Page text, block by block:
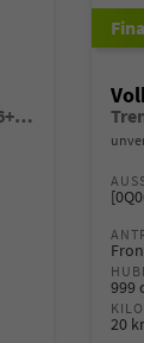
Trend 115PS DSG AppConnect+Sitzheizung+PDC+Alu16+LED+DAB+FrontAssist
999
20